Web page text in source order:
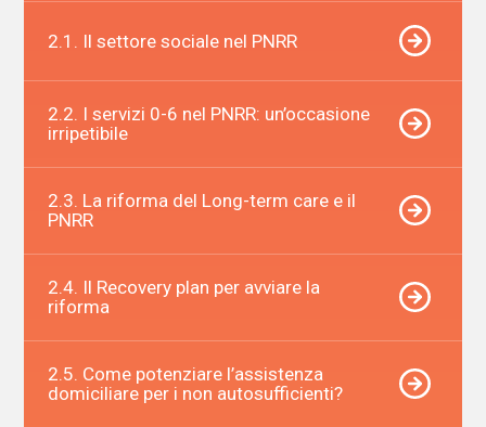
2.1. Il settore sociale nel PNRR
2.2. I servizi 0-6 nel PNRR: un’occasione
irripetibile
2.3. La riforma del Long-term care e il
PNRR
2.4. Il Recovery plan per avviare la
riforma
2.5. Come potenziare l’assistenza
domiciliare per i non autosufficienti?